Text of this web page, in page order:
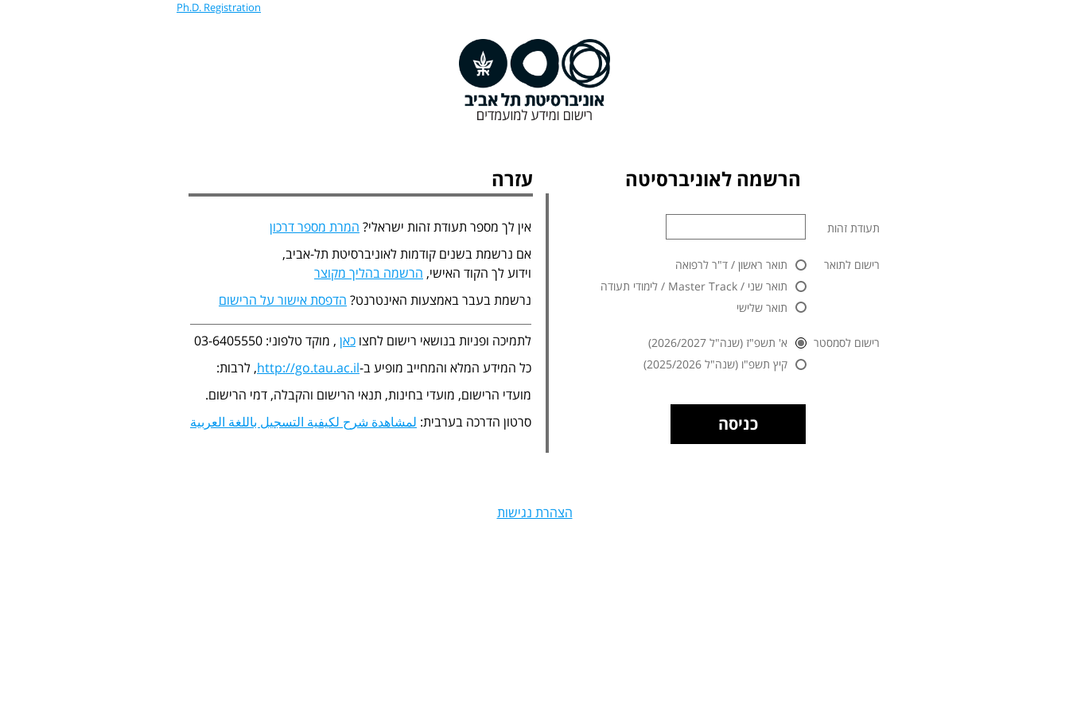
Ph.D. Registration
הרשמה לאוניברסיטה
תעודת זהות
רישום לתואר
תואר ראשון / ד"ר לרפואה
תואר שני / Master Track / לימודי תעודה
תואר שלישי
רישום לסמסטר
א' תשפ"ז (שנה"ל 2026/2027)
קיץ תשפ"ו (שנה"ל 2025/2026)
עזרה
אין לך מספר תעודת זהות ישראלי? המרת מספר דרכון
אם נרשמת בשנים קודמות לאוניברסיטת תל-אביב,
וידוע לך הקוד האישי, הרשמה בהליך מקוצר
נרשמת בעבר באמצעות האינטרנט? הדפסת אישור על הרישום
לתמיכה ופניות בנושאי רישום לחצו כאן , מוקד טלפוני: 03-6405550
כל המידע המלא והמחייב מופיע ב-http://go.tau.ac.il, לרבות:
מועדי הרישום, מועדי בחינות, תנאי הרישום והקבלה, דמי הרישום.
סרטון הדרכה בערבית: لمشاهدة شرح لكيفية التسجيل باللغة العربية
הצהרת נגישות